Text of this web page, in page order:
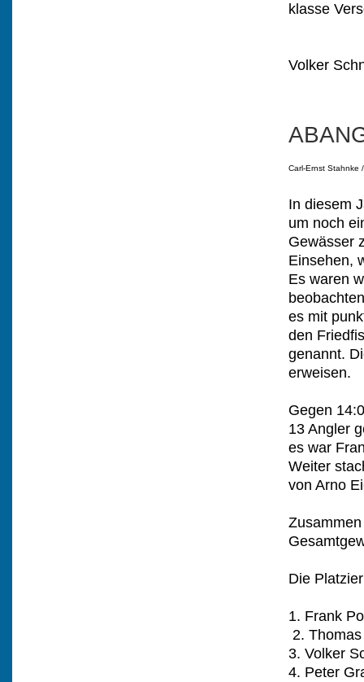
klasse
Volker
Carl-Ernst Stahnke
In diesem
um noch
Gewässer
Einsehen,
Es waren
es mit
den
genannt.
erweisen.
Gegen
13 Angler
es war
Weiter
von Arno
Die
1.
2.
3. Volker
4. Peter